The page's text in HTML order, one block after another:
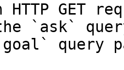
HTTP GET
`ask`
query